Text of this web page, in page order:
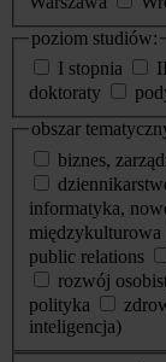
poziom studiów:
I stopnia
doktoraty
obszar
biznes,
informatyka,
międzykulturowa
public relations
rozwój
polityka
inteligencja)